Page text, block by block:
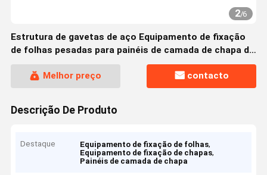
2/6
Estrutura de gavetas de aço Equipamento de fixação
de folhas pesadas para painéis de camada de chapa de
Melhor preço
contacto
Descrição De Produto
Destaque Equipamento de fixação de folhas,
Equipamento de fixação de chapas,
Painéis de camada de chapa